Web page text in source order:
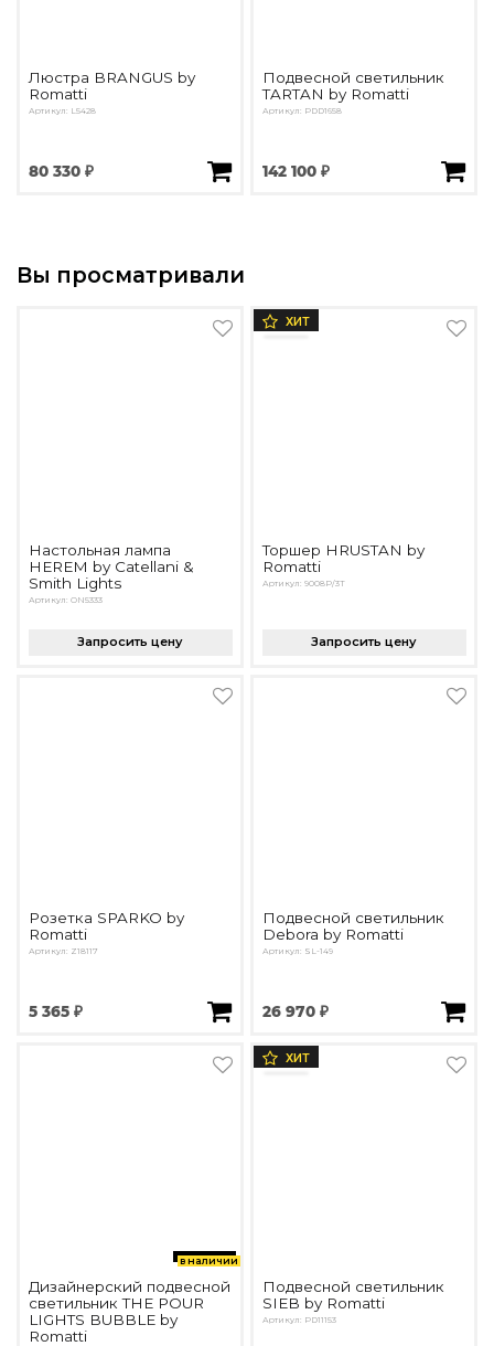
Люстра BRANGUS by
Romatti
Артикул: L5428
80 330 ₽
Подвесной светильник
TARTAN by Romatti
Артикул: PDD1658
142 100 ₽
Вы просматривали
Настольная лампа
HEREM by Catellani &
Smith Lights
Артикул: ON5333
Запросить цену
ХИТ
Торшер HRUSTAN by
Romatti
Артикул: 9008P/3T
Запросить цену
Розетка SPARKO by
Romatti
Артикул: Z18117
5 365 ₽
Подвесной светильник
Debora by Romatti
Артикул: SL-149
26 970 ₽
в наличии
Дизайнерский подвесной
светильник THE POUR
LIGHTS BUBBLE by
Romatti
ХИТ
Подвесной светильник
SIEB by Romatti
Артикул: PD11153